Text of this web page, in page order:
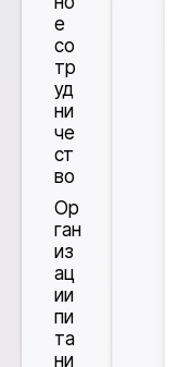
е
со
тр
уд
ни
че
ст
во
Ор
ган
из
ац
ии
пи
та
ни